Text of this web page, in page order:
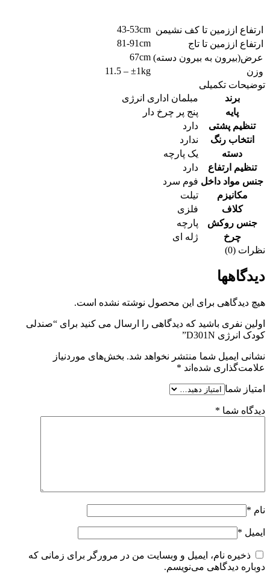
ارتفاع اززمین تا کف نشیمن 43-53cm
ارتفاع اززمین تا تاج
81-91cm
عرض(بیرون به بیرون دسته) 67cm
وزن
11.5 – ±1kg
توضیحات تکمیلی
برند
مبلمان اداری انرژی
پایه
پنج پر چرخ دار
تنظیم پشتی
دارد
انتخاب رنگ
ندارد
دسته
یک پارچه
تنظیم ارتفاع
دارد
جنس مواد داخل فوم سرد
مکانیزم
تیلت
کلاف
فلزی
جنس روکش
پارچه
چرخ
ژله ای
نظرات (0)
دیدگاهها
هیچ دیدگاهی برای این محصول نوشته نشده است.
اولین نفری باشید که دیدگاهی را ارسال می کنید برای “صندلی
کودک انرژی D301N”
نشانی ایمیل شما منتشر نخواهد شد. بخش‌های موردنیاز
علامت‌گذاری شده‌اند *
امتیاز شما
دیدگاه شما *
نام *
ایمیل *
ذخیره نام، ایمیل و وبسایت من در مرورگر برای زمانی که
دوباره دیدگاهی می‌نویسم.